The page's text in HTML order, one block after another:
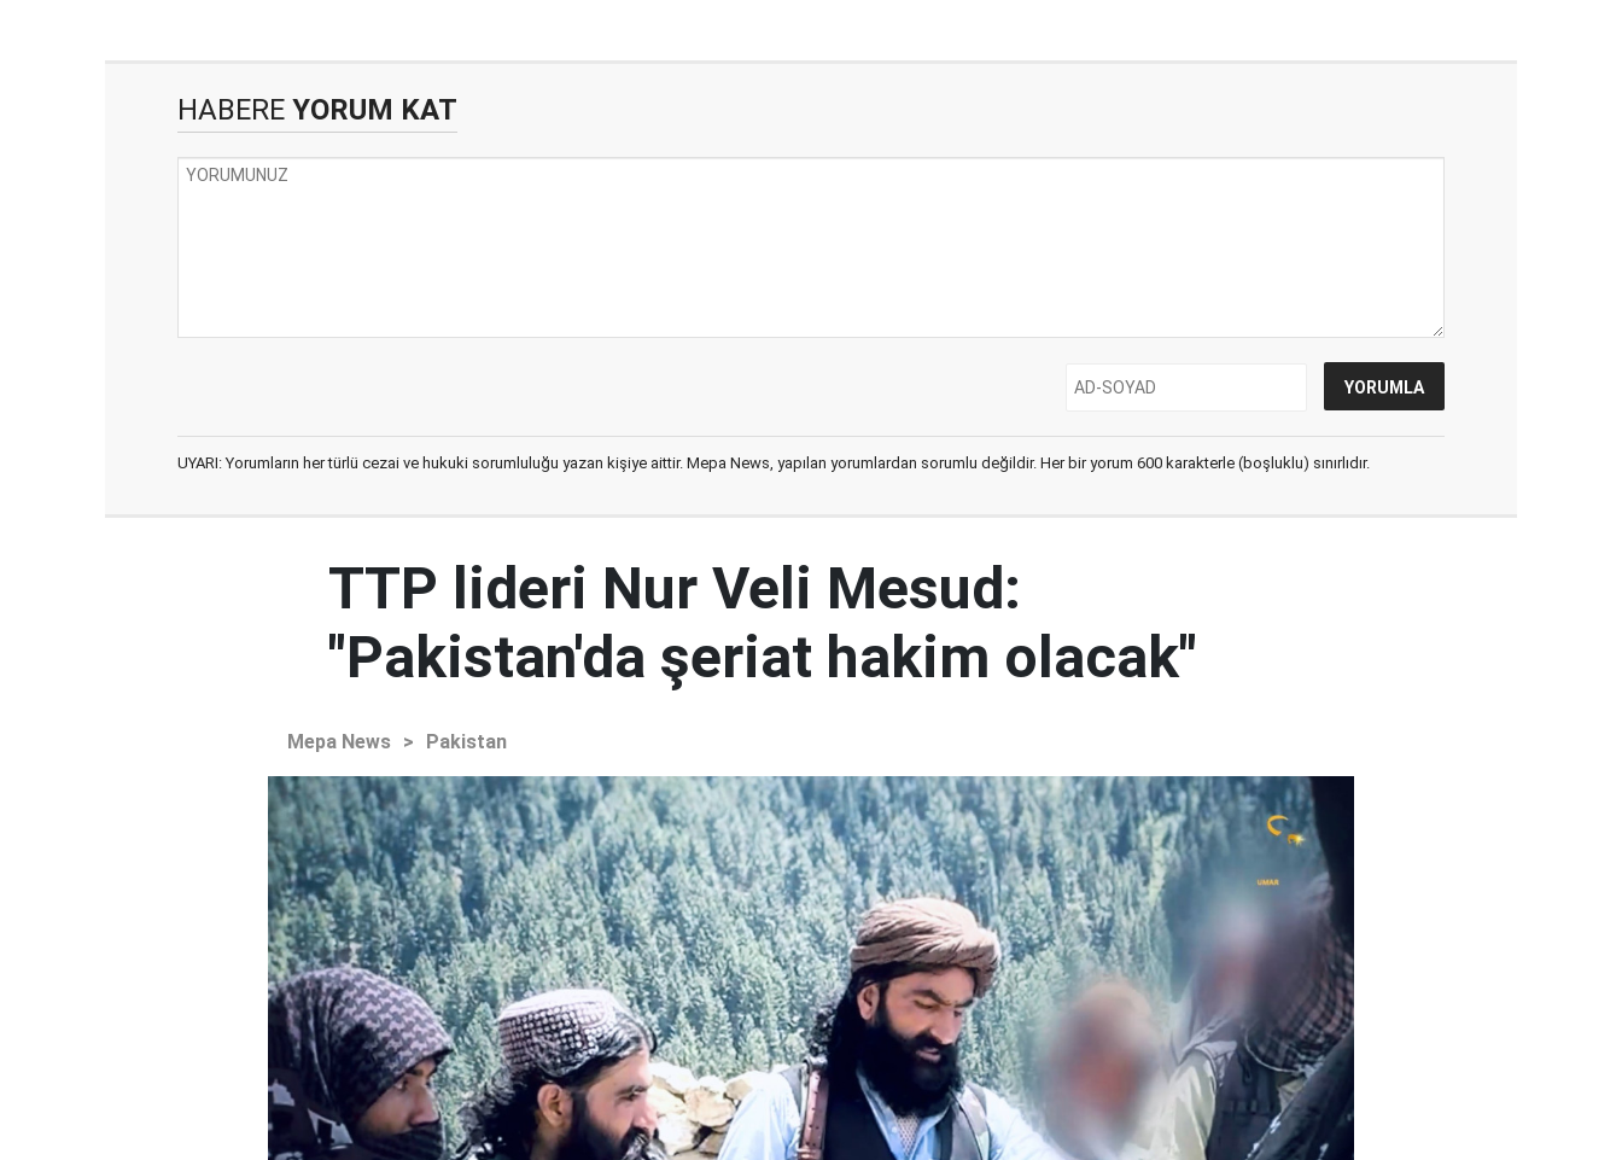
HABERE YORUM KAT
UYARI: Yorumların her türlü cezai ve hukuki sorumluluğu yazan kişiye aittir. Mepa News, yapılan yorumlardan sorumlu değildir. Her bir yorum 600 karakterle (boşluklu) sınırlıdır.
TTP lideri Nur Veli Mesud:
"Pakistan'da şeriat hakim olacak"
Mepa News > Pakistan